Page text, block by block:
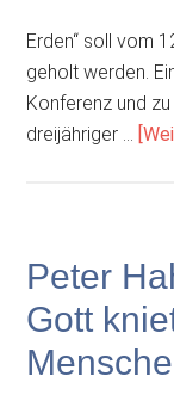
Erden“ soll vom
geholt werden.
Konferenz und
dreijähriger …
Peter
Gott